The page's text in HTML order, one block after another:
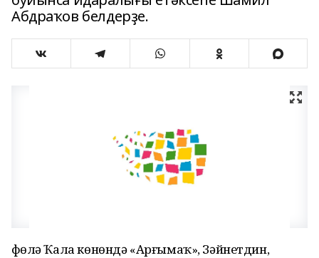
Абдраҡов белдерҙе.
Өфөлә Ҡала көнөндә «Арғымаҡ», Зәйнетдин,